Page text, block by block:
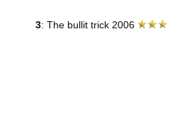
3: The bullit trick 2006